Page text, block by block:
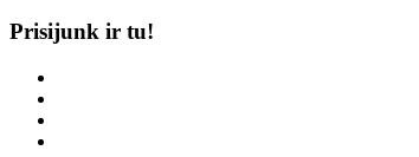
Prisijunk ir tu!